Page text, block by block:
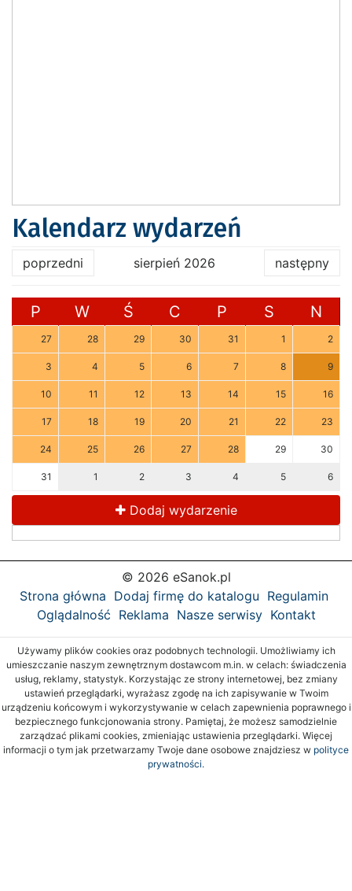
Kalendarz wydarzeń
poprzedni sierpień 2026 następny
P W Ś C P S N
27 28 29 30 31 1 2
3 4 5 6 7 8 9
10 11 12 13 14 15 16
17 18 19 20 21 22 23
24 25 26 27 28 29 30
31 1 2 3 4 5 6
Dodaj wydarzenie
© 2026 eSanok.pl
Strona główna Dodaj firmę do katalogu Regulamin
Oglądalność Reklama Nasze serwisy Kontakt
Używamy plików cookies oraz podobnych technologii. Umożliwiamy ich
umieszczanie naszym zewnętrznym dostawcom m.in. w celach: świadczenia
usług, reklamy, statystyk. Korzystając ze strony internetowej, bez zmiany
ustawień przeglądarki, wyrażasz zgodę na ich zapisywanie w Twoim
urządzeniu końcowym i wykorzystywanie w celach zapewnienia poprawnego i
bezpiecznego funkcjonowania strony. Pamiętaj, że możesz samodzielnie
zarządzać plikami cookies, zmieniając ustawienia przeglądarki. Więcej
informacji o tym jak przetwarzamy Twoje dane osobowe znajdziesz w polityce
prywatności.